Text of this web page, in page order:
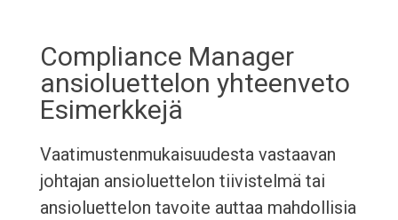
Compliance Manager
ansioluettelon yhteenveto
Esimerkkejä
Vaatimustenmukaisuudesta vastaavan
johtajan ansioluettelon tiivistelmä tai
ansioluettelon tavoite auttaa mahdollisia